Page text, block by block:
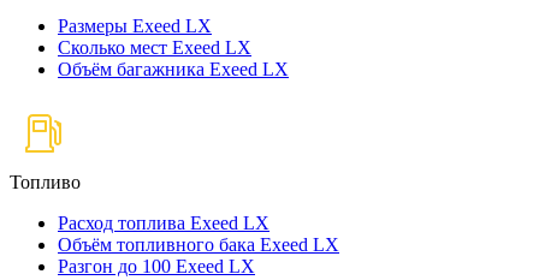
Размеры Exeed LX
Сколько мест Exeed LX
Объём багажника Exeed LX
Топливо
Расход топлива Exeed LX
Объём топливного бака Exeed LX
Разгон до 100 Exeed LX